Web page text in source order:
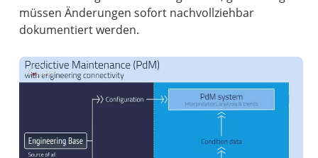
müssen Änderungen sofort nachvollziehbar
dokumentiert werden.